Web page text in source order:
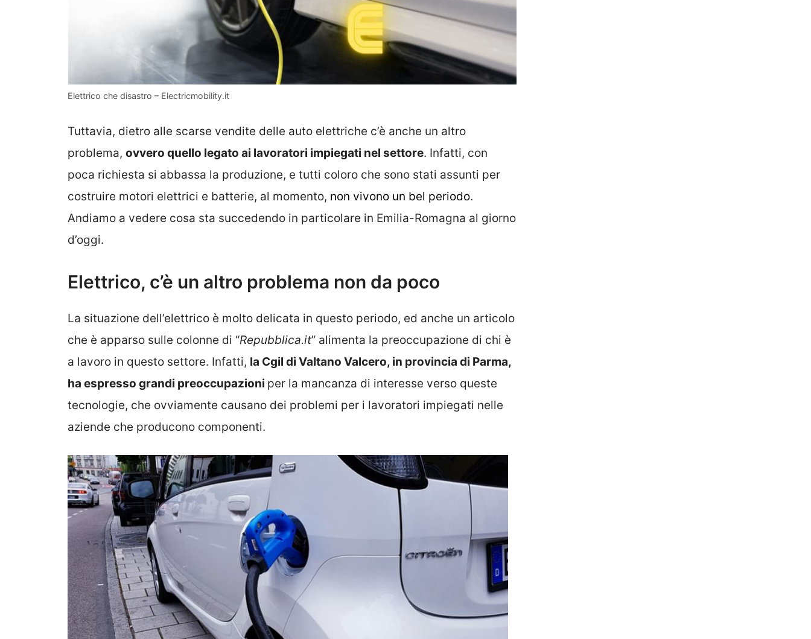
Elettrico che disastro – Electricmobility.it
Tuttavia, dietro alle scarse vendite delle auto elettriche c’è anche un altro
problema, ovvero quello legato ai lavoratori impiegati nel settore. Infatti, con
poca richiesta si abbassa la produzione, e tutti coloro che sono stati assunti per
costruire motori elettrici e batterie, al momento, non vivono un bel periodo.
Andiamo a vedere cosa sta succedendo in particolare in Emilia-Romagna al giorno
d’oggi.
Elettrico, c’è un altro problema non da poco
La situazione dell’elettrico è molto delicata in questo periodo, ed anche un articolo
che è apparso sulle colonne di “Repubblica.it” alimenta la preoccupazione di chi è
a lavoro in questo settore. Infatti, la Cgil di Valtano Valcero, in provincia di Parma,
ha espresso grandi preoccupazioni per la mancanza di interesse verso queste
tecnologie, che ovviamente causano dei problemi per i lavoratori impiegati nelle
aziende che producono componenti.